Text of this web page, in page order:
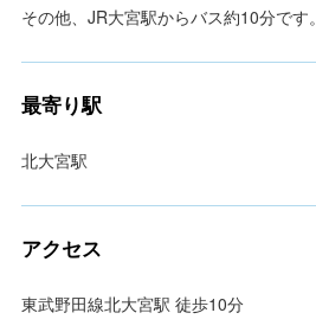
その他、JR大宮駅からバス約10分です。
最寄り駅
北大宮駅
アクセス
東武野田線北大宮駅 徒歩10分